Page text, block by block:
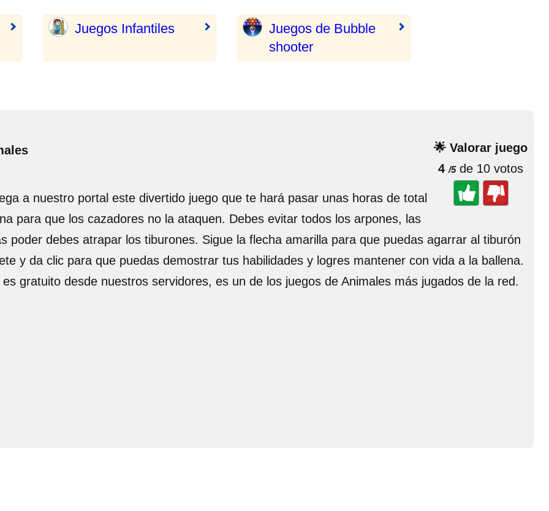
Juegos Infantiles
Juegos de Bubble
shooter
🌟 Valorar juego
4 /5de 10 votos
a nuestro portal este divertido juego que te hará pasar unas horas de total
para que los cazadores no la ataquen. Debes evitar todos los arpones, las
poder debes atrapar los tiburones. Sigue la flecha amarilla para que puedas agarrar al tiburón
y da clic para que puedas demostrar tus habilidades y logres mantener con vida a la ballena.
gratuito desde nuestros servidores, es un de los juegos de Animales más jugados de la red.